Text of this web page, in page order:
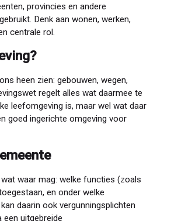
provincies en andere
Denk aan wonen, werken,
centrale rol.
heen zien: gebouwen, wegen,
regelt alles wat daarmee te
leefomgeving is, maar wel wat daar
goed ingerichte omgeving voor
waar mag: welke functies (zoals
en onder welke
daarin ook vergunningsplichten
een uitgebreide